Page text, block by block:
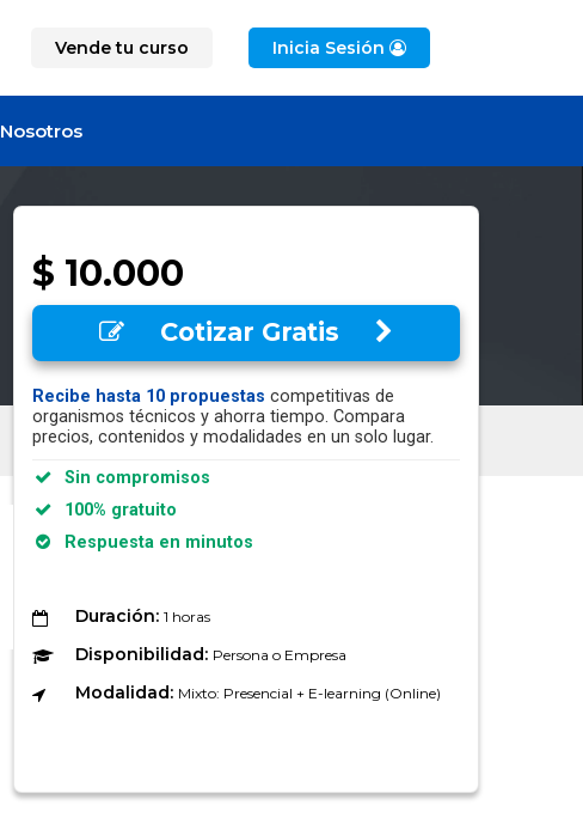
Vende tu curso Inicia Sesión
Nosotros
$ 10.000
Cotizar Gratis
Recibe hasta 10 propuestas competitivas de
organismos técnicos y ahorra tiempo. Compara
precios, contenidos y modalidades en un solo lugar.
Sin compromisos
100% gratuito
Respuesta en minutos
Duración: 1 horas
Disponibilidad: Persona o Empresa
Modalidad: Mixto: Presencial + E-learning (Online)